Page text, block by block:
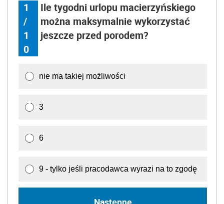
1
/
1
0
Ile tygodni urlopu macierzyńskiego
można maksymalnie wykorzystać
jeszcze przed porodem?
nie ma takiej możliwości
3
6
9 - tylko jeśli pracodawca wyrazi na to zgodę